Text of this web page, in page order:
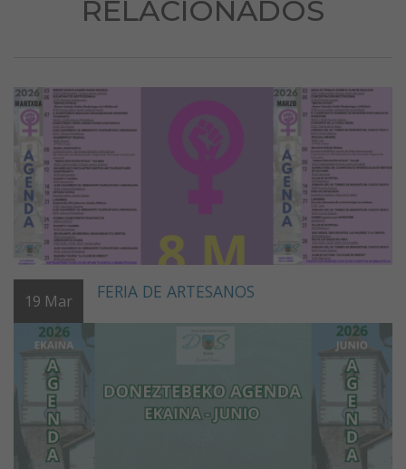
RELACIONADOS
19 Mar FERIA DE ARTESANOS